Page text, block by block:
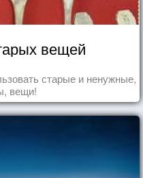
вещей
старые и ненужные,
вещи!